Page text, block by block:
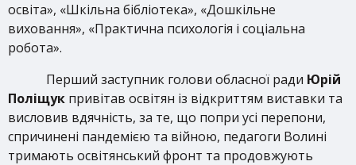
освіта», «Шкільна бібліотека», «Дошкільне
виховання», «Практична психологія і соціальна
робота».
Перший заступник голови обласної ради Юрій
Поліщук привітав освітян із відкриттям виставки та
висловив вдячність, за те, що попри усі перепони,
спричинені пандемією та війною, педагоги Волині
тримають освітянський фронт та продовжують